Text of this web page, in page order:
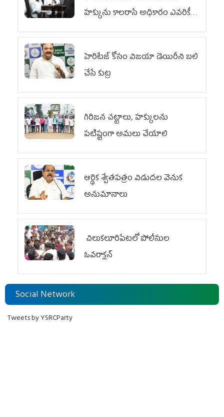
హక్కును కాలరాసే అధికారం ఎవరికీ
లేదు
హెరిటేజ్ కోసం విజయా డెయిరీని బలి
చేసే కుట్ర‌
గిరిజన చట్టాలు, హక్కులను
పటిష్టంగా అమలు చేయాలి
ఆర్థిక శ్వేతపత్రం విడుదల వెనుక
అనుమానాలు
చిలుక‌లూరిపేట‌లో పోలీసుల
ఓవ‌రాక్ష‌న్‌
Social Network
Tweets by YSRCParty